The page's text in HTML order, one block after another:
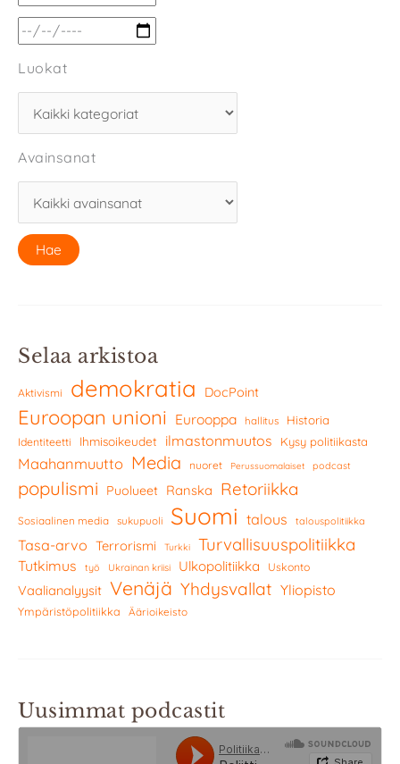
Luokat
Avainsanat
Selaa arkistoa
Aktivismi demokratia DocPoint
Euroopan unioni Eurooppa hallitus Historia
Identiteetti Ihmisoikeudet ilmastonmuutos Kysy politiikasta
Maahanmuutto Media nuoret Perussuomalaiset podcast
populismi Puolueet Ranska Retoriikka
Sosiaalinen media sukupuoli Suomi talous talouspolitiikka
Tasa-arvo Terrorismi Turkki Turvallisuuspolitiikka
Tutkimus työ Ukrainan kriisi Ulkopolitiikka Uskonto
Vaalianalyysit Venäjä Yhdysvallat Yliopisto
Ympäristöpolitiikka Äärioikeisto
Uusimmat podcastit